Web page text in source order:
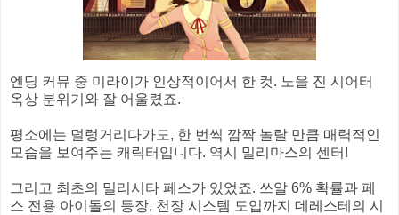
엔딩 커뮤 중 미라이가 인상적이어서 한 컷. 노을 진 시어터
옥상 분위기와 잘 어울렸죠.
평소에는 덜렁거리다가도, 한 번씩 깜짝 놀랄 만큼 매력적인
모습을 보여주는 캐릭터입니다. 역시 밀리마스의 센터!
그리고 최초의 밀리시타 페스가 있었죠. 쓰알 6% 확률과 페
스 전용 아이돌의 등장, 천장 시스템 도입까지 데레스테의 시